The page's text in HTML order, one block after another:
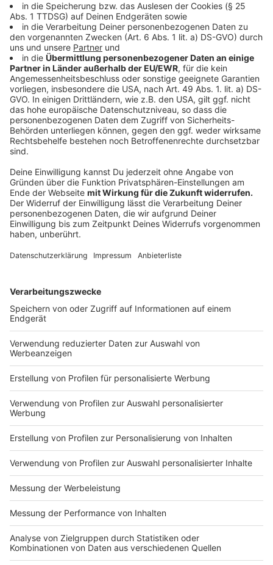
Spielunterbrechungen ausgestrahlt werden. So zum
Beispiel Nike, Pepsi, Budweiser oder Fast-Food-
Firmen. Rund 30 Sekunden Werbung während des
Super Bowls kostet eine Firma alleine5 Millionen
Dollar!
Anzeige
In diesem Jahr allerdings kommt auch die Politik ins
Spiel, denn: Es ist Wahljahr in den USA und das nutzen
insbesondere zwei Politiker mit Werbungen während
des Spiels. US-PräsidentDonald Trumpund Kandidat
Michael Bloombergsollen laut Medienberichten
jeweils einen 60-Sekunden-Werbespot geschaltet
haben.
Anzeige
Wo kann in den Super Bowl verfolgen?
Anzeige
Im deutschen Fernsehen überträgt der Sender
StreamingdienstDAZN ist ebenfalls live dabei und
geht ab 23.45 Uhr auf Sendung. Hier könnt ihr zwischen
deutschem und englischsprachigen Kommentar
wählen.
Auf welche Regeln muss ich achten?
Anzeige
Wer nur ganz selten American Football schaut, wird